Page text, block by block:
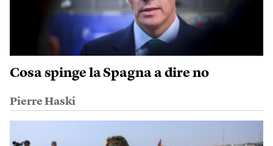
Cosa spinge la Spagna a dire no
Pierre Haski